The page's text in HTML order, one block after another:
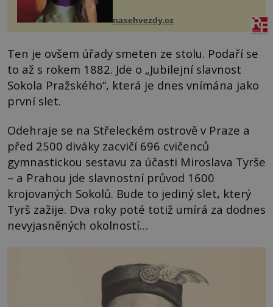
nasehvezdy.cz
Ten je ovšem úřady smeten ze stolu. Podaří se
to až s rokem 1882. Jde o „Jubilejní slavnost
Sokola Pražského“, která je dnes vnímána jako
první slet.
Odehraje se na Střeleckém ostrově v Praze a
před 2500 diváky zacvičí 696 cvičenců
gymnastickou sestavu za účasti Miroslava Tyrše
– a Prahou jde slavnostní průvod 1600
krojovaných Sokolů. Bude to jediný slet, který
Tyrš zažije. Dva roky poté totiž umírá za dodnes
nevyjasněných okolností…